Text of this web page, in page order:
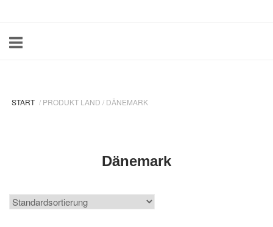
content
START / PRODUKT LAND / DÄNEMARK
Dänemark